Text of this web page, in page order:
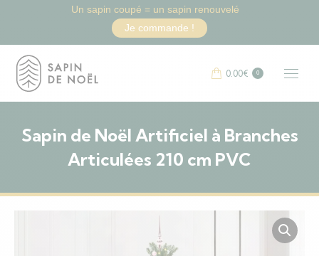
0.00€ 0
Sapin de Noël Artificiel à Branches
Articulées 210 cm PVC
Un sapin coupé = un sapin renouvelé
Je commande !